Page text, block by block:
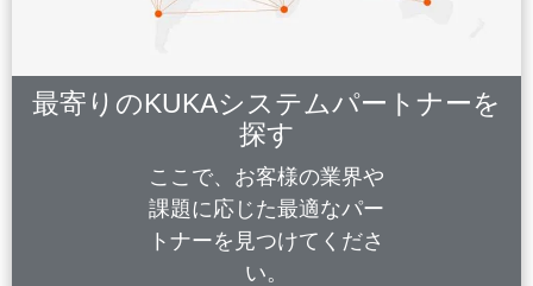
最寄りのKUKAシステムパートナーを
探す
ここで、お客様の業界や
課題に応じた最適なパー
トナーを見つけてくださ
い。